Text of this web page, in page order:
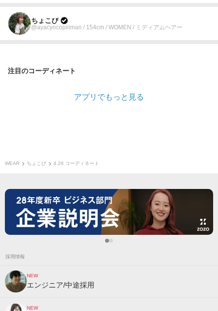
ちょこび
@ayacyocopiiiman / 154cm / WOMEN / ミディアムヘアー
注目のコーディネート
アプリでもっと見る
WEAR ちょこび 4.26 コーディネート
採用情報
NEW
エンジニア/中途採用
NEW